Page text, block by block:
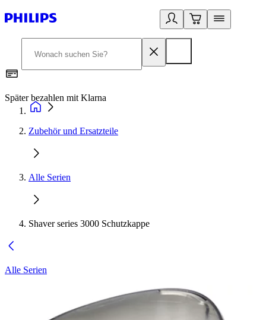
Später bezahlen mit Klarna
Zubehör und Ersatzteile
Alle Serien
Shaver series 3000 Schutzkappe
Alle Serien